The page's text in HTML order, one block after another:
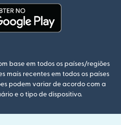
base em todos os países/regiões
mais recentes em todos os países
podem variar de acordo com a
e o tipo de dispositivo.